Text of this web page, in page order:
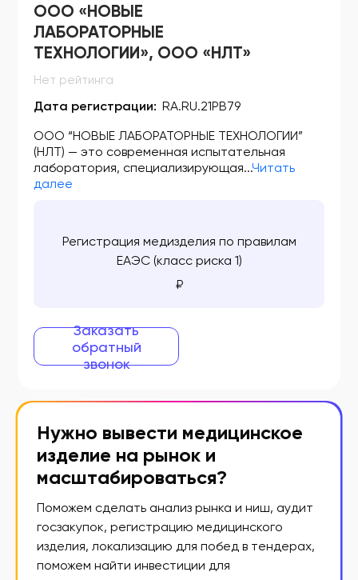
ФСЗ 2009/03633
ФСЗ 2009/03634
ФСЗ 2009/03682
ФСЗ 2009/03703
ФСЗ 2009/03820
ФСЗ 2009/03891
ФСЗ 2009/03942
ФСЗ 2009/03943
ФСЗ 2009/03983
ФСЗ 2009/03985
ФСЗ 2009/04380
ФСЗ 2009/04403
ФСЗ 2009/04413
ФСЗ 2009/04530
ФСЗ 2009/04658
ООО «НОВЫЕ
ЛАБОРАТОРНЫЕ
ТЕХНОЛОГИИ», ООО «НЛТ»
Нет рейтинга
Дата регистрации: RA.RU.21РВ79
ООО “НОВЫЕ ЛАБОРАТОРНЫЕ ТЕХНОЛОГИИ”
(НЛТ) — это современная испытательная
лаборатория, специализирующая...Читать
далее
Регистрация медизделия по правилам
ЕАЭС (класс риска 1)
₽
Заказать
обратный
звонок
Нужно вывести медицинское
изделие на рынок и
масштабироваться?
Поможем сделать анализ рынка и ниш, аудит
госзакупок, регистрацию медицинского
изделия, локализацию для побед в тендерах,
поможем найти инвестиции для